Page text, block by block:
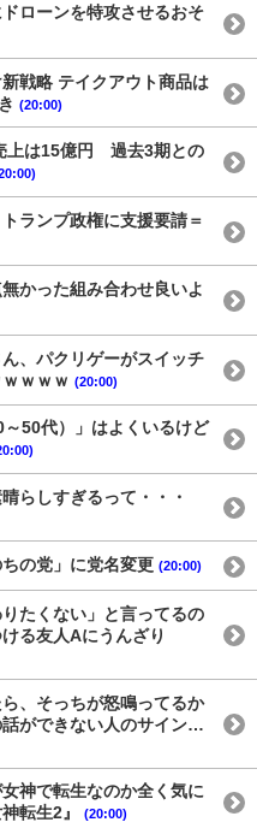
ローンを特攻させるおそ
戦略 テイクアウト商品は
(20:00)
上は15億円 過去3期との
ランプ政権に支援要請＝
かった組み合わせ良いよ
、パクリゲーがスイッチ
ｗｗｗ (20:00)
～50代）」はよくいるけど
らしすぎるって・・・
の党」に党名変更 (20:00)
たくない」と言ってるの
る友人Aにうんざり
、そっちが怒鳴ってるか
ができない人のサイン…
神で転生なのか全く気に
転生2』
(20:00)